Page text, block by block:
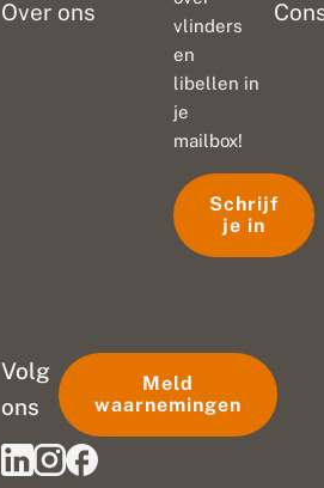
Over ons
vlinders
en
libellen in
je
mailbox!
Schrijf
je in
Volg
ons
Meld
waarnemingen